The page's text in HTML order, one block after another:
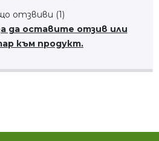
отзвиви (1)
да оставите отзив или
към продукт.